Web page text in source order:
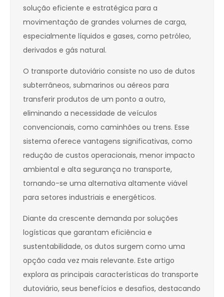
solução eficiente e estratégica para a
movimentação de grandes volumes de carga,
especialmente líquidos e gases, como petróleo,
derivados e gás natural.
O transporte dutoviário consiste no uso de dutos
subterrâneos, submarinos ou aéreos para
transferir produtos de um ponto a outro,
eliminando a necessidade de veículos
convencionais, como caminhões ou trens. Esse
sistema oferece vantagens significativas, como
redução de custos operacionais, menor impacto
ambiental e alta segurança no transporte,
tornando-se uma alternativa altamente viável
para setores industriais e energéticos.
Diante da crescente demanda por soluções
logísticas que garantam eficiência e
sustentabilidade, os dutos surgem como uma
opção cada vez mais relevante. Este artigo
explora as principais características do transporte
dutoviário, seus benefícios e desafios, destacando